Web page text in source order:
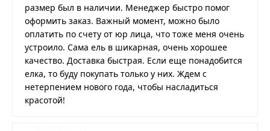
размер был в наличии. Менеджер быстро помог
оформить заказ. Важный момент, можно было
оплатить по счету от юр лица, что тоже меня очень
устроило. Сама ель в шикарная, очень хорошее
качество. Доставка быстрая. Если еще понадобится
елка, то буду покупать только у них. Ждем с
нетерпением нового года, чтобы насладиться
красотой!